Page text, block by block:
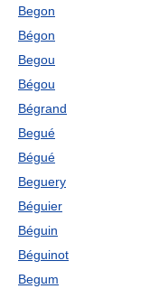
Begon
Bégon
Begou
Bégou
Bégrand
Begué
Bégué
Beguery
Béguier
Béguin
Béguinot
Begum